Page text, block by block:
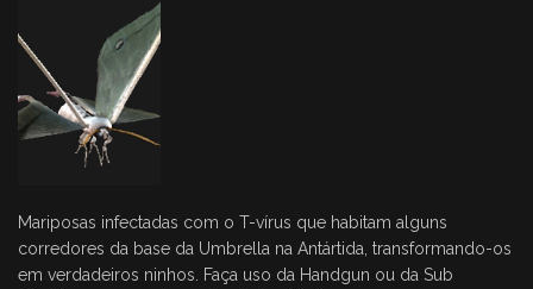
Mariposas infectadas com o T-vírus que habitam alguns
corredores da base da Umbrella na Antártida, transformando-os
em verdadeiros ninhos. Faça uso da Handgun ou da Sub